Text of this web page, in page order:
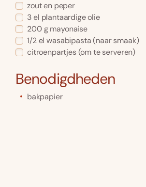
zout en peper
3el plantaardige olie
200 g mayonaise
1/2 el wasabipasta(naar smaak)
citroenpartjes(om te serveren)
Benodigdheden
bakpapier